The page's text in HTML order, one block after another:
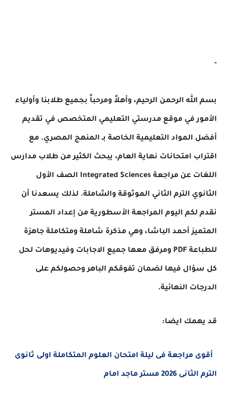
الرحمن الرحيم، وأهلاً ومرحباً بجميع طلابنا وأولياء
في موقع مدرستي التعليمي المتخصص في تقديم
المواد التعليمية الخاصة بـ المنهج المصري. مع
امتحانات نهاية العام، يبحث الكثير من طلاب مدارس
اللغات عن مراجعة Integrated Sciences الصف الأول
الترم الثاني الموثوقة والشاملة. لذلك يسعدنا أن
لكم اليوم المراجعة الأسطورية من إعداد المستر
أحمد الباشا، وهي مذكرة شاملة ومتكاملة جاهزة
للطباعة PDF ومرفق معها جميع الاجابات وفيديوهات لحل
فيها لضمان تفوقكم الباهر وحصولكم على
النهائية.
ايضا:
مراجعة فى ليلة امتحان العلوم المتكاملة اولى ثانوى
مستر ماجد امام